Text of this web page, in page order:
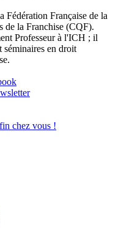
Fédération Française de la
de la Franchise (CQF).
Professeur à l'ICH ; il
séminaires en droit
chez vous !